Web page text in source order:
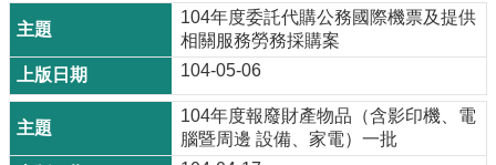
104年度委託代購公務國際機票及提供
相關服務勞務採購案
104-05-06
104年度報廢財產物品（含影印機、電
腦暨周邊 設備、家電）一批